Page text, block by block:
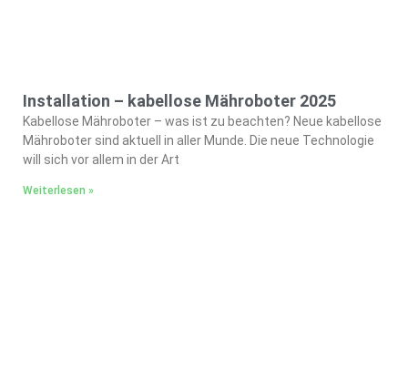
Installation – kabellose Mähroboter 2025
Kabellose Mähroboter – was ist zu beachten? Neue kabellose
Mähroboter sind aktuell in aller Munde. Die neue Technologie
will sich vor allem in der Art
Weiterlesen »